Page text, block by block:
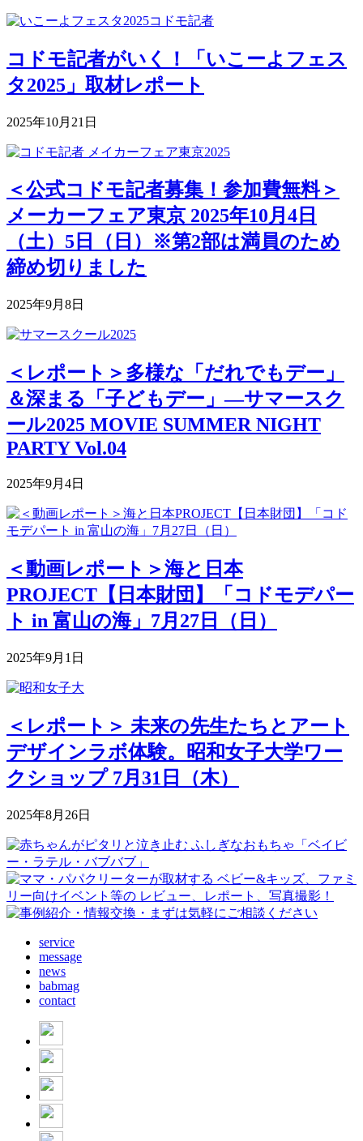
コドモ記者がいく！「いこーよフェス
タ2025」取材レポート
2025年10月21日
＜公式コドモ記者募集！参加費無料＞
メーカーフェア東京 2025年10月4日
（土）5日（日）※第2部は満員のため
締め切りました
2025年9月8日
＜レポート＞多様な「だれでもデー」
＆深まる「子どもデー」―サマースク
ール2025 MOVIE SUMMER NIGHT
PARTY Vol.04
2025年9月4日
＜動画レポート＞海と日本
PROJECT【日本財団】「コドモデパー
ト in 富山の海」7月27日（日）
2025年9月1日
＜レポート＞ 未来の先生たちとアート
デザインラボ体験。昭和女子大学ワー
クショップ 7月31日（木）
2025年8月26日
service
message
news
babmag
contact